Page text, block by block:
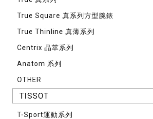
True Square 真系列方型腕錶
True Thinline 真薄系列
Centrix 晶萃系列
Anatom 系列
OTHER
TISSOT
T-Sport運動系列